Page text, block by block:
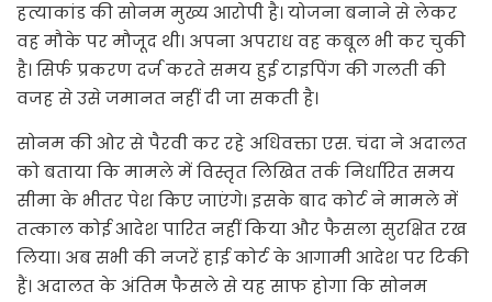
हत्याकांड की सोनम मुख्य आरोपी है। योजना बनाने से लेकर
वह मौके पर मौजूद थी। अपना अपराध वह कबूल भी कर चुकी
है। सिर्फ प्रकरण दर्ज करते समय हुई टाइपिंग की गलती की
वजह से उसे जमानत नहीं दी जा सकती है।
सोनम की ओर से पैरवी कर रहे अधिवक्ता एस. चंदा ने अदालत
को बताया कि मामले में विस्तृत लिखित तर्क निर्धारित समय
सीमा के भीतर पेश किए जाएंगे। इसके बाद कोर्ट ने मामले में
तत्काल कोई आदेश पारित नहीं किया और फैसला सुरक्षित रख
लिया। अब सभी की नजरें हाई कोर्ट के आगामी आदेश पर टिकी
हैं। अदालत के अंतिम फैसले से यह साफ होगा कि सोनम